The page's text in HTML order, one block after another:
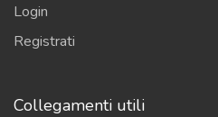
Login
Registrati
Collegamenti utili